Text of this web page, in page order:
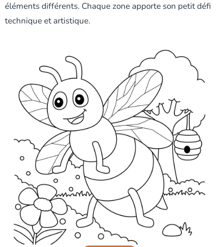
éléments différents. Chaque zone apporte son petit défi
technique et artistique.